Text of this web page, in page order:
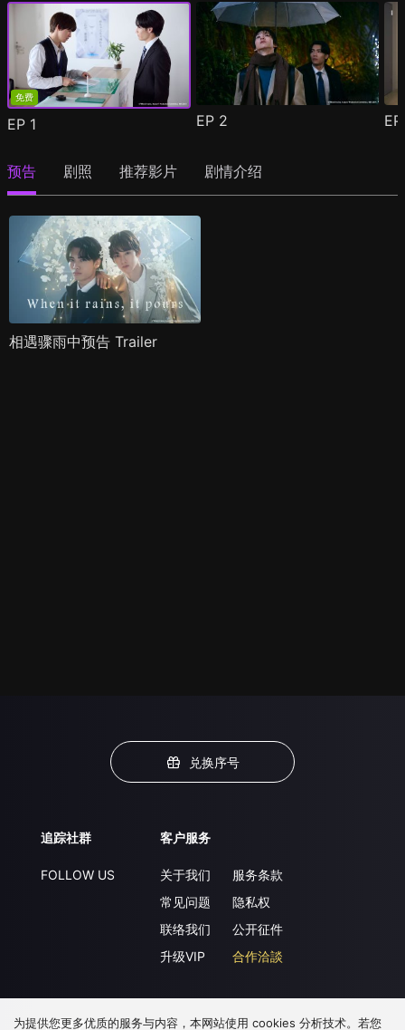
免费
EP 1 EP 2
预告 剧照 推荐影片 剧情介绍
相遇骤雨中预告 Trailer
兑换序号
追踪社群
FOLLOW US
客户服务
关于我们
常见问题
联络我们
升级VIP
服务条款
隐私权
公开征件
合作洽談
下载 APP
为提供您更多优质的服务与内容，本网站使用 cookies 分析技术。若您